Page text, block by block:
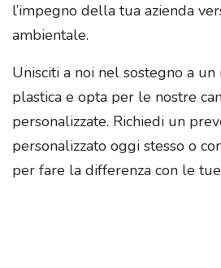
l’impegno della tua azienda
ambientale.
Unisciti a noi nel sostegno a un
plastica e opta per le nostre
personalizzate. Richiedi un
personalizzato oggi stesso o
per fare la differenza con le